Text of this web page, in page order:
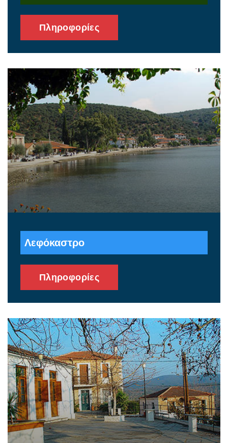
Πληροφορίες
Λεφόκαστρο
Πληροφορίες